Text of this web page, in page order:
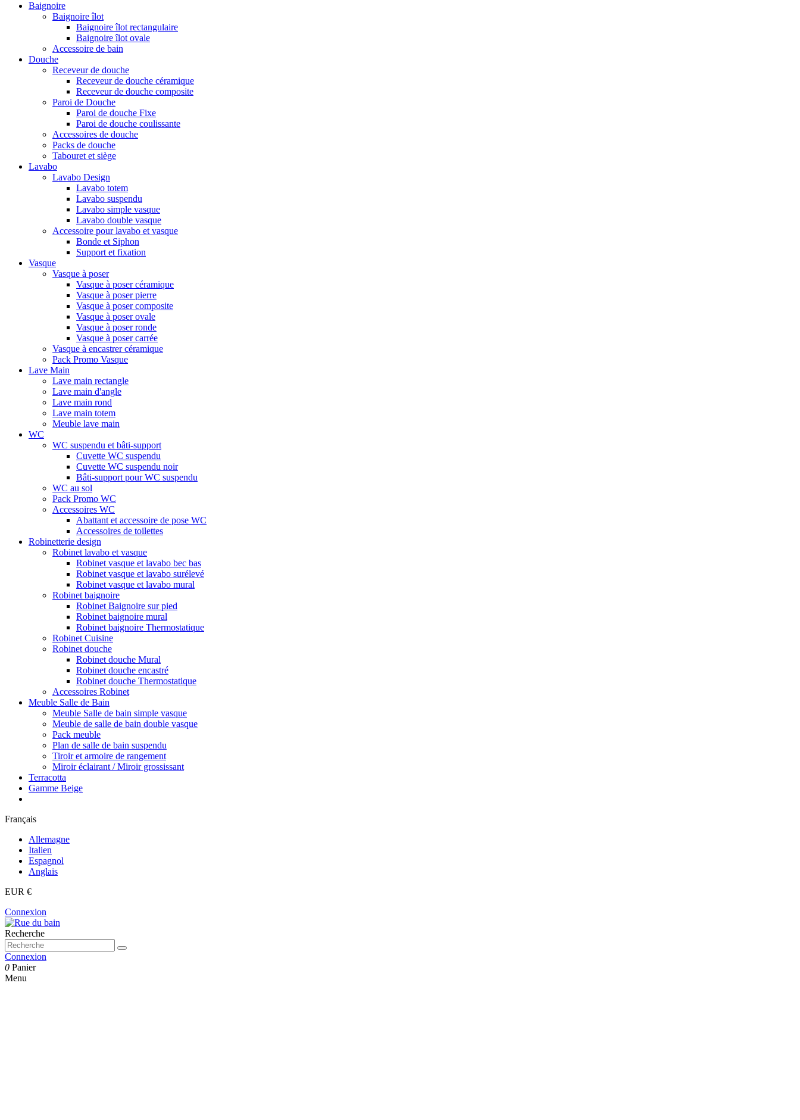
Baignoire
Baignoire îlot
Baignoire îlot rectangulaire
Baignoire îlot ovale
Accessoire de bain
Douche
Receveur de douche
Receveur de douche céramique
Receveur de douche composite
Paroi de Douche
Paroi de douche Fixe
Paroi de douche coulissante
Accessoires de douche
Packs de douche
Tabouret et siège
Lavabo
Lavabo Design
Lavabo totem
Lavabo suspendu
Lavabo simple vasque
Lavabo double vasque
Accessoire pour lavabo et vasque
Bonde et Siphon
Support et fixation
Vasque
Vasque à poser
Vasque à poser céramique
Vasque à poser pierre
Vasque à poser composite
Vasque à poser ovale
Vasque à poser ronde
Vasque à poser carrée
Vasque à encastrer céramique
Pack Promo Vasque
Lave Main
Lave main rectangle
Lave main d'angle
Lave main rond
Lave main totem
Meuble lave main
WC
WC suspendu et bâti-support
Cuvette WC suspendu
Cuvette WC suspendu noir
Bâti-support pour WC suspendu
WC au sol
Pack Promo WC
Accessoires WC
Abattant et accessoire de pose WC
Accessoires de toilettes
Robinetterie design
Robinet lavabo et vasque
Robinet vasque et lavabo bec bas
Robinet vasque et lavabo surélevé
Robinet vasque et lavabo mural
Robinet baignoire
Robinet Baignoire sur pied
Robinet baignoire mural
Robinet baignoire Thermostatique
Robinet Cuisine
Robinet douche
Robinet douche Mural
Robinet douche encastré
Robinet douche Thermostatique
Accessoires Robinet
Meuble Salle de Bain
Meuble Salle de bain simple vasque
Meuble de salle de bain double vasque
Pack meuble
Plan de salle de bain suspendu
Tiroir et armoire de rangement
Miroir éclairant / Miroir grossissant
Terracotta
Gamme Beige
Français
Allemagne
Italien
Espagnol
Anglais
EUR €
Connexion
Recherche
Connexion
0 Panier
Menu